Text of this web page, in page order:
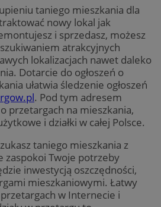
taniego mieszkania dla
nowy lokal jak
i sprzedasz, możesz
atrakcyjnych
lokalizacjach nawet daleko
Dotarcie do ogłoszeń o
ułatwia śledzenie ogłoszeń
. Pod tym adresem
przetargach na mieszkania,
i działki w całej Polsce.
taniego mieszkania z
Twoje potrzeby
inwestycją oszczędności,
mieszkaniowymi. Łatwy
w Internecie i